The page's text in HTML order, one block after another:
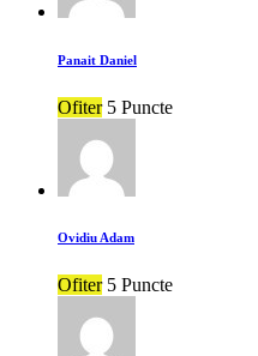
Panait Daniel
Ofiter 5 Puncte
Ovidiu Adam
Ofiter 5 Puncte